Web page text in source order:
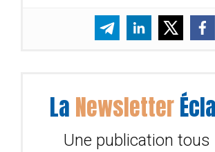
La Newsletter
Une publication tous